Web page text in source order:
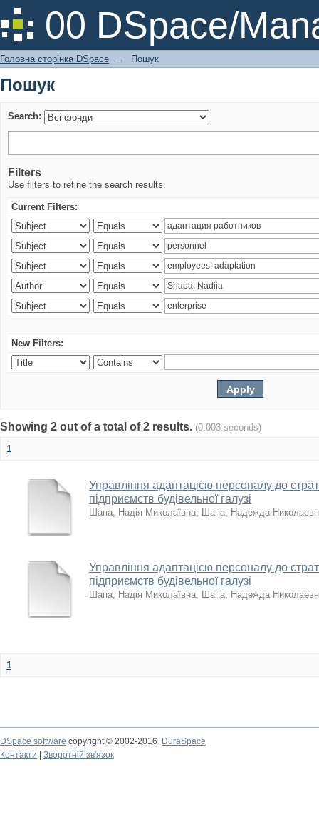
00 DSpace/
Пошук
Головна сторінка DSpace → Пошук
Пошук
Search:
Filters
Use filters to refine the search results.
Current Filters:
New Filters:
Showing 2 out of a total of 2 results. (0.003 seconds)
1
Управління адаптацією персоналу до
підприємств будівельної галузі
Шапа, Надія Миколаївна; Шапа, Надежда
Управління адаптацією персоналу до
підприємств будівельної галузі
Шапа, Надія Миколаївна; Шапа, Надежда
1
DSpace software copyright © 2002-2016
DuraSpace
Контакти
Зворотній зв'язок